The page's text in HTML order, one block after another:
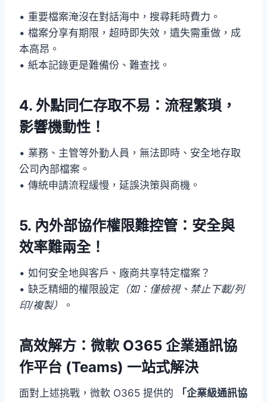
• 重要檔案淹沒在對話海中，搜尋耗時費力。
• 檔案分享有期限，超時即失效，遺失需重做，成
本高昂。
• 紙本記錄更是難備份、難查找。
4. 外點同仁存取不易：流程繁瑣，
影響機動性！
• 業務、主管等外勤人員，無法即時、安全地存取
公司內部檔案。
• 傳統申請流程緩慢，延誤決策與商機。
5. 內外部協作權限難控管：安全與
效率難兩全！
• 如何安全地與客戶、廠商共享特定檔案？
• 缺乏精細的權限設定 （如：僅檢視、禁止下載/列
印/複製）
。
高效解方：微軟 O365 企業通訊協
作平台 (Teams) 一站式解決
面對上述挑戰，微軟 O365 提供的
「企業級通訊協